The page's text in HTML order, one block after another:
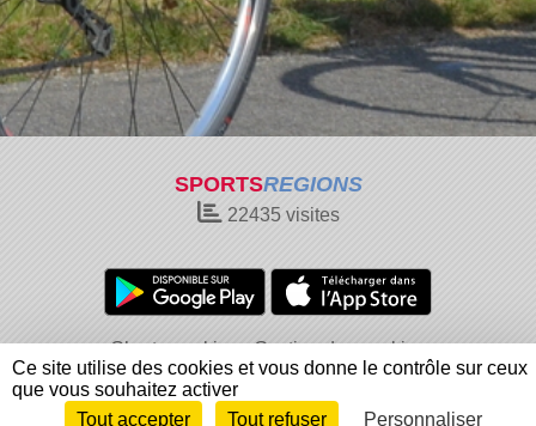
SPORTSREGIONS
22435visites
Charte cookies
Gestion des cookies
Informations légales
Signaler un contenu inapproprié
Envie de participer ? Connexion
Ce site utilise des cookies et vous donne le contrôle sur ceux
que vous souhaitez activer
Tout accepter
Tout refuser Personnaliser